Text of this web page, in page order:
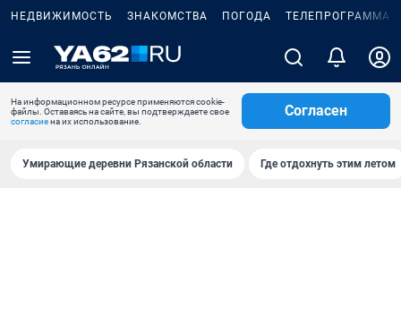
НЕДВИЖИМОСТЬ ЗНАКОМСТВА ПОГОДА ТЕЛЕПРОГРАММА
На информационном ресурсе применяются cookie-
файлы. Оставаясь на сайте, вы подтверждаете свое
согласиена их использование.
Согласен
Умирающие деревни Рязанской области Где отдохнуть этим летом